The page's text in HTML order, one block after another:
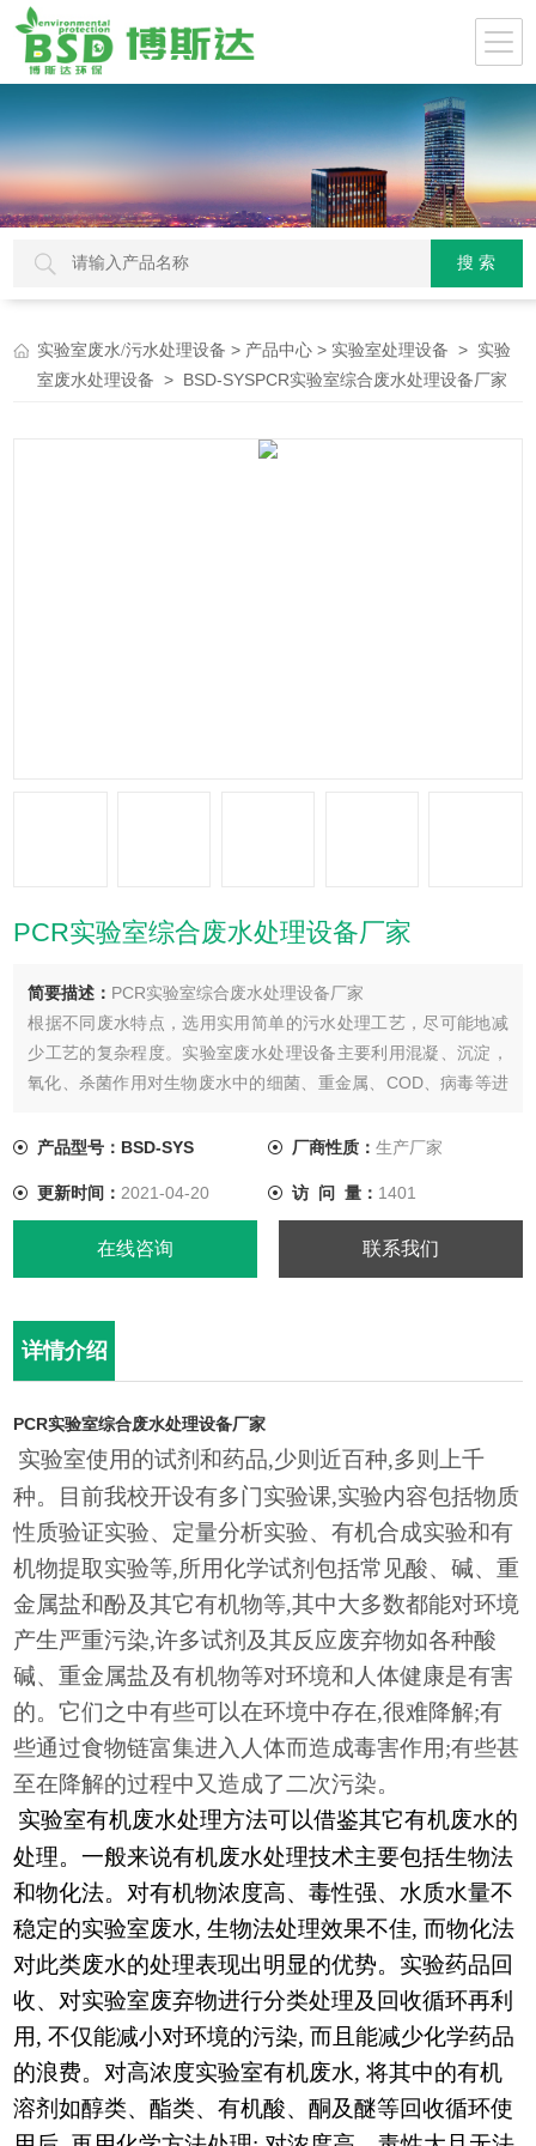
实验室废水/污水处理设备 > 产品中心 > 实验室处理设备 > 实验
室废水处理设备 > BSD-SYSPCR实验室综合废水处理设备厂家
PCR实验室综合废水处理设备厂家
简要描述： PCR实验室综合废水处理设备厂家
根据不同废水特点，选用实用简单的污水处理工艺，尽可能地减
少工艺的复杂程度。实验室废水处理设备主要利用混凝、沉淀，
氧化、杀菌作用对生物废水中的细菌、重金属、COD、病毒等进
产品型号：BSD-SYS
厂商性质： 生产厂家
更新时间： 2021-04-20 访 问 量： 1401
在线咨询 联系我们
详情介绍
PCR实验室综合废水处理设备厂家
实验室使用的试剂和药品,少则近百种,多则上千
种。目前我校开设有多门实验课,实验内容包括物质
性质验证实验、定量分析实验、有机合成实验和有
机物提取实验等,所用化学试剂包括常见酸、碱、重
金属盐和酚及其它有机物等,其中大多数都能对环境
产生严重污染,许多试剂及其反应废弃物如各种酸
碱、重金属盐及有机物等对环境和人体健康是有害
的。它们之中有些可以在环境中存在,很难降解;有
些通过食物链富集进入人体而造成毒害作用;有些甚
至在降解的过程中又造成了二次污染。
实验室有机废水处理方法可以借鉴其它有机废水的
处理。一般来说有机废水处理技术主要包括生物法
和物化法。对有机物浓度高、毒性强、水质水量不
稳定的实验室废水, 生物法处理效果不佳, 而物化法
对此类废水的处理表现出明显的优势。实验药品回
收、对实验室废弃物进行分类处理及回收循环再利
用, 不仅能减小对环境的污染, 而且能减少化学药品
的浪费。对高浓度实验室有机废水, 将其中的有机
溶剂如醇类、酯类、有机酸、酮及醚等回收循环使